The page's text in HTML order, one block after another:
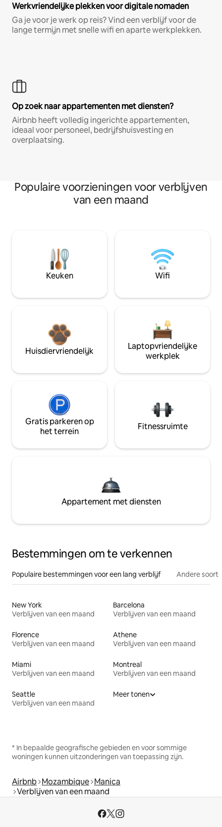
Werkvriendelijke plekken voor digitale nomaden
Ga je voor je werk op reis? Vind een verblijf voor de
lange termijn met snelle wifi en aparte werkplekken.
Op zoek naar appartementen met diensten?
Airbnb heeft volledig ingerichte appartementen,
ideaal voor personeel, bedrijfshuisvesting en
overplaatsing.
Populaire voorzieningen voor verblijven
van een maand
Keuken Wifi
Huisdiervriendelijk
Laptopvriendelijke
werkplek
Gratis parkeren op
het terrein
Fitnessruimte
Appartement met diensten
Bestemmingen om te verkennen
Populaire bestemmingen voor een lang verblijf Andere
New York
Verblijven van een maand
Barcelona
Verblijven van een maand
Florence
Verblijven van een maand
Athene
Verblijven van een maand
Miami
Verblijven van een maand
Montreal
Verblijven van een maand
Seattle
Verblijven van een maand
Meer tonen
* In bepaalde geografische gebieden en voor sommige
woningen kunnen uitzonderingen van toepassing zijn.
Airbnb Mozambique Manica
Verblijven van een maand